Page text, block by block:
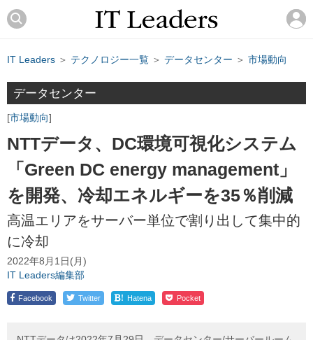
IT Leaders ＞ テクノロジー一覧 ＞ データセンター ＞ 市場動向
データセンター
市場動向
NTTデータ、DC環境可視化システム
「Green DC energy management」
を開発、冷却エネルギーを35％削減
高温エリアをサーバー単位で割り出して集中的
に冷却
2022年8月1日(月)
IT Leaders編集部
Facebook Twitter ! Hatena Pocket